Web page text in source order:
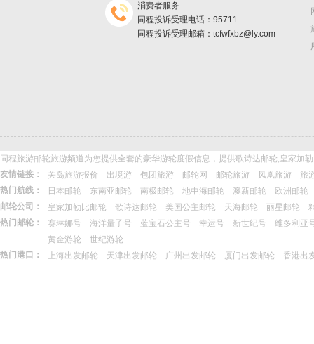
消费者服务
同程投诉受理电话：95711
同程投诉受理邮箱：tcfwfxbz@ly.com
同程旅游邮轮旅游频道为您提供全套的豪华游轮度假信息，提供歌诗达邮轮,皇家
友情链接：
关岛旅游报价 出境游 包团旅游 邮轮网 邮轮旅游 凤凰旅游
旅
热门航线：
日本邮轮 东南亚邮轮 南极邮轮 地中海邮轮 澳新邮轮
欧洲邮轮
邮轮公司：
皇家加勒比邮轮 歌诗达邮轮 美国公主邮轮 天海邮轮 丽星邮轮
热门邮轮：
赛琳娜号 海洋量子号 蓝宝石公主号 幸运号 新世纪号
维多利亚
黄金游轮
世纪游轮
热门港口：
上海出发邮轮 天津出发邮轮 广州出发邮轮 厦门出发邮轮 香港出